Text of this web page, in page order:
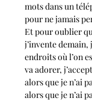
mots dans un
pour ne jamais
Et pour oublier
j’invente demain,
endroits où l’on
va adorer,
alors que je n’ai
alors que je n’ai